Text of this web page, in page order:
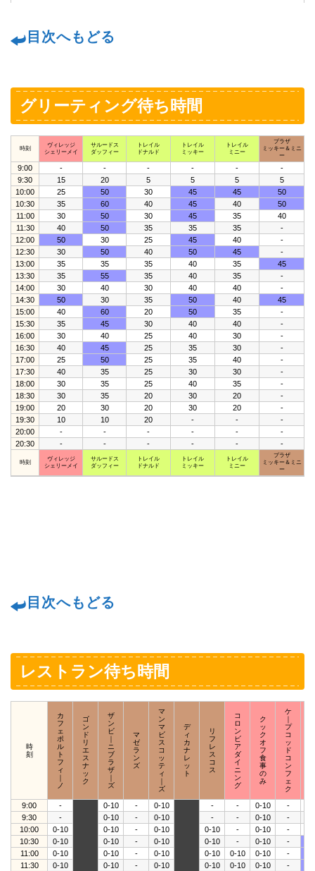
目次へもどる
グリーティング待ち時間
時刻
ヴィレッジ
シェリーメイ
サルードス
ダッフィー
トレイル
ドナルド
トレイル
ミッキー
トレイル
ミニー
プラザ
ミッキー＆ミニ
ー
9:00 - - - - -
-
9:30
15 20 5 5 5
5
10:00
25 50 30 45 45
50
10:30
35 60 40 45 40
50
11:00
30 50 30 45 35
40
11:30
40 50 35 35 35
-
12:00
50 30 25 45 40
-
12:30
30 50 40 50 45
-
13:00
35 35 35 40 35
45
13:30
35 55 35 40 35
-
14:00
30 40 30 40 40
-
14:30
50 30 35 50 40
45
15:00
40 60 20 50 35
-
15:30
35 45 30 40 40
-
16:00
30 40 25 40 30
-
16:30
40 45 25 35 30
-
17:00
25 50 25 35 40
-
17:30
40 35 25 30 30
-
18:00
30 35 25 40 35
-
18:30
30 35 20 30 20
-
19:00
20 30 20 30 20
-
19:30
10 10 20 - -
-
20:00
- - - - -
-
20:30
- - - - - -
時刻
ヴィレッジ
シェリーメイ
サルードス
ダッフィー
トレイル
ドナルド
トレイル
ミッキー
トレイル
ミニー
プラザ
ミッキー＆ミニ
ー
目次へもどる
レストラン待ち時間
時
刻
カ
フ
ェ
ポ
ル
ト
フ
ィ
ノ
ゴ
ン
ド
リ
エ
ス
ナ
ッ
ク
ザ
ン
ビ
ニ
ブ
ラ
ザ
ズ
マ
ゼ
ラ
ン
ズ
マ
ン
マ
ビ
ス
コ
ッ
テ
ィ
ズ
デ
ィ
カ
ナ
レ
ッ
ト
リ
フ
レ
ス
コ
ス
コ
ロ
ン
ビ
ア
ダ
イ
ニ
ン
グ
ク
ッ
ク
オ
フ
食
事
の
み
ケ
プ
コ
ッ
ド
コ
ン
フ
ェ
ク
9:00 - 0-10 - 0-10 - - 0-10 -
9:30
- 0-10 - 0-10 - - 0-10 -
10:00
0-10 0-10 - 0-10 0-10 - 0-10 -
10:30
0-10 0-10 - 0-10 0-10 - 0-10 -
11:00
0-10 0-10 - 0-10 0-10 0-10 0-10 -
11:30
0-10 0-10 - 0-10 0-10 0-10 0-10 -